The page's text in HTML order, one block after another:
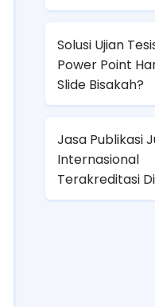
Solusi Ujian
Power Point
Slide Bisakah?
Jasa Publikasi
Internasional
Terakreditasi